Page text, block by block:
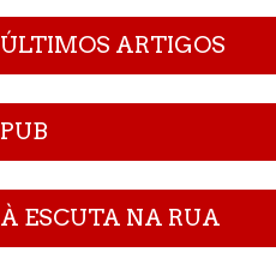
ÚLTIMOS ARTIGOS
PUB
À ESCUTA NA RUA